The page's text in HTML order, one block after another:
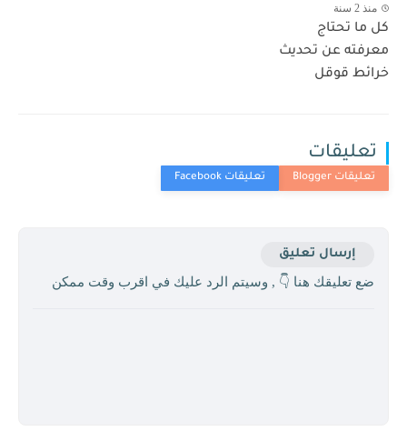
منذ 2 سنة
كل ما تحتاج
معرفته عن تحديث
خرائط قوقل
تعليقات
إرسال تعليق
ضع تعليقك هنا 👇 , وسيتم الرد عليك في اقرب وقت ممكن